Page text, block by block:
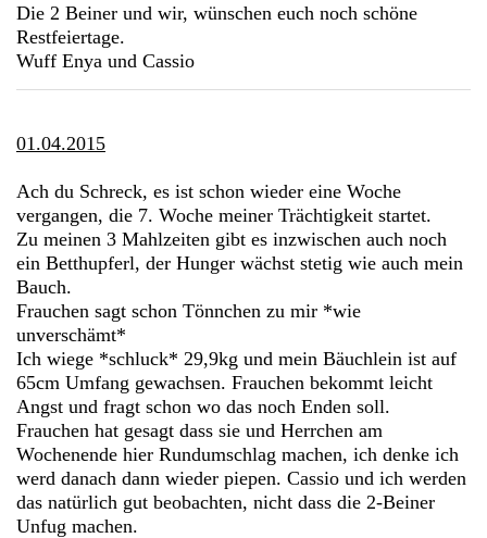
Die 2 Beiner und wir, wünschen euch noch schöne
Restfeiertage.
Wuff Enya und Cassio
01.04.2015
Ach du Schreck, es ist schon wieder eine Woche
vergangen, die 7. Woche meiner Trächtigkeit startet.
Zu meinen 3 Mahlzeiten gibt es inzwischen auch noch
ein Betthupferl, der Hunger wächst stetig wie auch mein
Bauch.
Frauchen sagt schon Tönnchen zu mir *wie
unverschämt*
Ich wiege *schluck* 29,9kg und mein Bäuchlein ist auf
65cm Umfang gewachsen. Frauchen bekommt leicht
Angst und fragt schon wo das noch Enden soll.
Frauchen hat gesagt dass sie und Herrchen am
Wochenende hier Rundumschlag machen, ich denke ich
werd danach dann wieder piepen. Cassio und ich werden
das natürlich gut beobachten, nicht dass die 2-Beiner
Unfug machen.